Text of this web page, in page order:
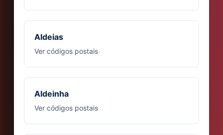
Aldeias
Ver códigos postais
Aldeinha
Ver códigos postais